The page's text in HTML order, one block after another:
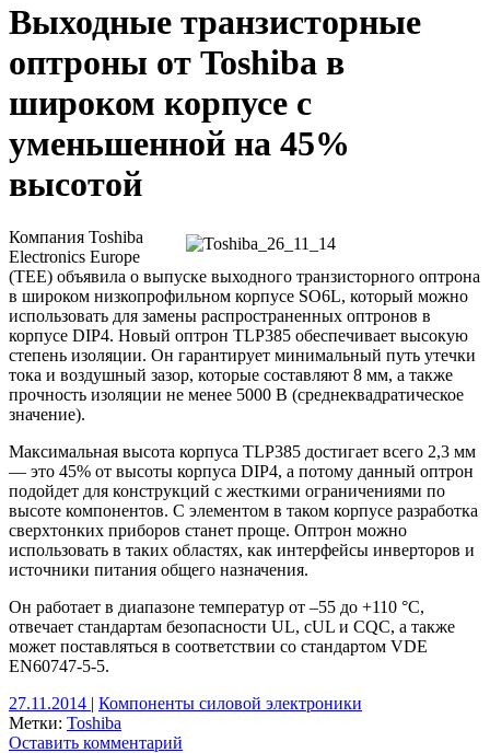
Выходные транзисторные
оптроны от Toshiba в
широком корпусе с
уменьшенной на 45%
высотой
Компания Toshiba
Electronics Europe
(TEE) объявила о выпуске выходного транзисторного оптрона
в широком низкопрофильном корпусе SO6L, который можно
использовать для замены распространенных оптронов в
корпусе DIP4. Новый оптрон TLP385 обеспечивает высокую
степень изоляции. Он гарантирует минимальный путь утечки
тока и воздушный зазор, которые составляют 8 мм, а также
прочность изоляции не менее 5000 В (среднеквадратическое
значение).
Максимальная высота корпуса TLP385 достигает всего 2,3 мм
— это 45% от высоты корпуса DIP4, а потому данный оптрон
подойдет для конструкций с жесткими ограничениями по
высоте компонентов. С элементом в таком корпусе разработка
сверхтонких приборов станет проще. Оптрон можно
использовать в таких областях, как интерфейсы инверторов и
источники питания общего назначения.
Он работает в диапазоне температур от –55 до +110 °C,
отвечает стандартам безопасности UL, cUL и CQC, а также
может поставляться в соответствии со стандартом VDE
EN60747-5-5.
27.11.2014 | Компоненты силовой электроники
Метки: Toshiba
Оставить комментарий